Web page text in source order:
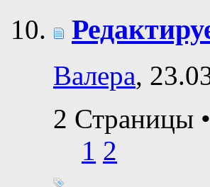
Валера,
2 Страницы •
1 2